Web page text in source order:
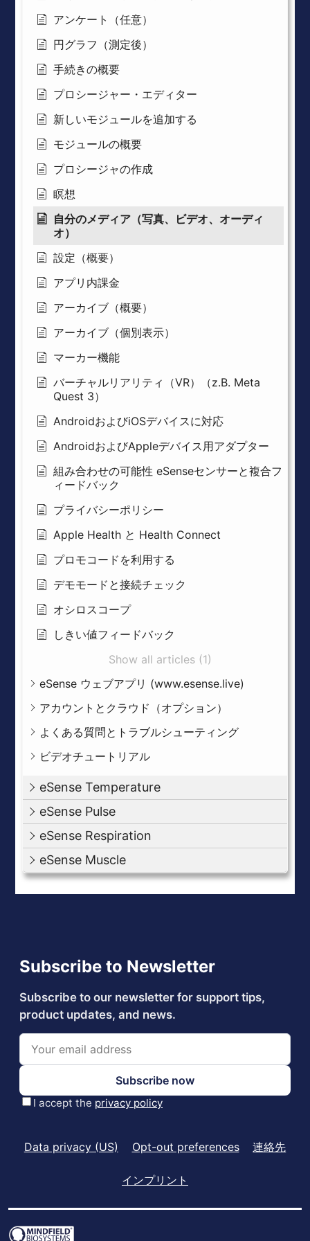
アンケート（任意）
円グラフ（測定後）
手続きの概要
プロシージャー・エディター
新しいモジュールを追加する
モジュールの概要
プロシージャの作成
瞑想
自分のメディア（写真、ビデオ、オーディ
オ）
設定（概要）
アプリ内課金
アーカイブ（概要）
アーカイブ（個別表示）
マーカー機能
バーチャルリアリティ（VR）（z.B. Meta
Quest 3）
AndroidおよびiOSデバイスに対応
AndroidおよびAppleデバイス用アダプター
組み合わせの可能性 eSenseセンサーと複合フ
ィードバック
プライバシーポリシー
Apple Health と Health Connect
プロモコードを利用する
デモモードと接続チェック
オシロスコープ
しきい値フィードバック
Show all articles (1)
eSense ウェブアプリ (www.esense.live)
アカウントとクラウド（オプション）
よくある質問とトラブルシューティング
ビデオチュートリアル
eSense Temperature
eSense Pulse
eSense Respiration
eSense Muscle
Data privacy (US) Opt-out preferences 連絡先
インプリント